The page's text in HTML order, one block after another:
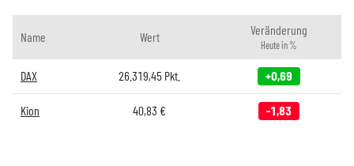
Name Wert Veränderung
Heute in %
DAX 26.319,45 Pkt. +0,69
Kion 40,83 € -1,83